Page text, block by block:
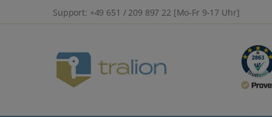
Support: +49 651 / 209 897 22 [Mo-Fr 9-17 Uhr]